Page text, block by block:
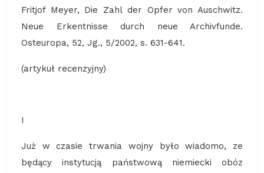
Fritjof Meyer, Die Zahl der Opfer von Auschwitz.
Neue Erkentnisse durch neue Archivfunde.
Osteuropa, 52, Jg., 5/2002, s. 631-641.
(artykuł recenzyjny)
I
Już w czasie trwania wojny było wiadomo, ze
będący instytucją państwową niemiecki obóz